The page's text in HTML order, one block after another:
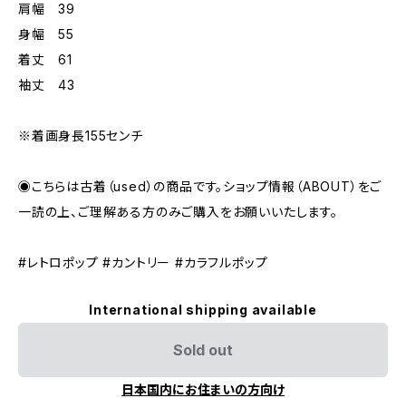
肩幅 39
身幅 55
着丈 61
袖丈 43
※着画身長155センチ
◉こちらは古着（used）の商品です。ショップ情報（ABOUT）をご
一読の上、ご理解ある方のみご購入をお願いいたします。
#レトロポップ #カントリー #カラフルポップ
International shipping available
Sold out
日本国内にお住まいの方向け